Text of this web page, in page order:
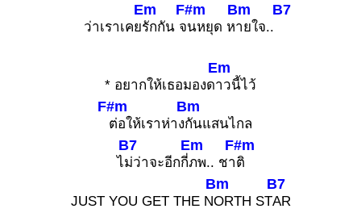
ว่าเราเคย
Em
รักกัน จ
F#m
นหยุด ห
Bm
ายใจ..
B7
* อยากให้เธอมองด
Em
าวนี้ไว้
F#m
ต่อให้เราห่าง
Bm
กันแสนไกล
ไ
B7
ม่ว่าจะอีกกี่
Em
ภพ.. ชา
F#m
ติ
JUST YOU GET THE N
Bm
ORTH ST
B7
AR